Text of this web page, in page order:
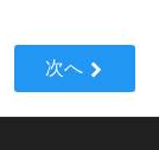
次へ